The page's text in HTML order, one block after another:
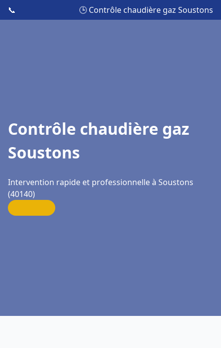
📞 🕒 Contrôle chaudière gaz Soustons
Contrôle chaudière gaz
Soustons
Intervention rapide et professionnelle à Soustons
(40140)